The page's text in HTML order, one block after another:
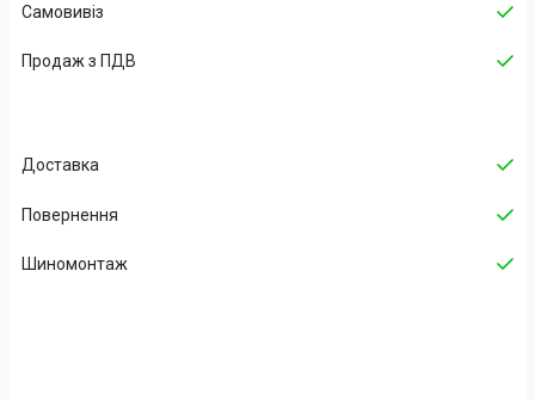
Самовивіз
Продаж з ПДВ
Доставка
Повернення
Шиномонтаж